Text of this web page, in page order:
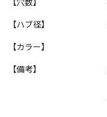
【ハブ径】
【カラー】
【備考】